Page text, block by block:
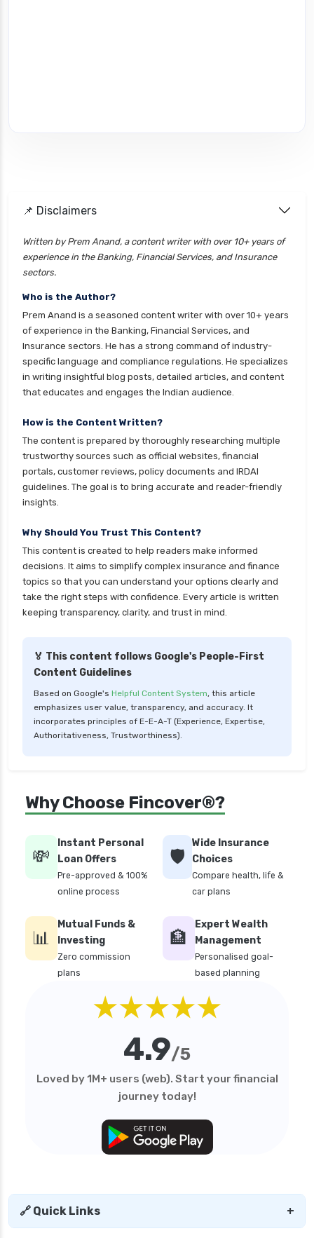
📌 Disclaimers
Written by Prem Anand, a content writer with over 10+ years of
experience in the Banking, Financial Services, and Insurance
sectors.
Who is the Author?
Prem Anand is a seasoned content writer with over 10+ years
of experience in the Banking, Financial Services, and
Insurance sectors. He has a strong command of industry-
specific language and compliance regulations. He specializes
in writing insightful blog posts, detailed articles, and content
that educates and engages the Indian audience.
How is the Content Written?
The content is prepared by thoroughly researching multiple
trustworthy sources such as official websites, financial
portals, customer reviews, policy documents and IRDAI
guidelines. The goal is to bring accurate and reader-friendly
insights.
Why Should You Trust This Content?
This content is created to help readers make informed
decisions. It aims to simplify complex insurance and finance
topics so that you can understand your options clearly and
take the right steps with confidence. Every article is written
keeping transparency, clarity, and trust in mind.
🏅 This content follows Google's People-First
Content Guidelines
Based on Google's Helpful Content System, this article
emphasizes user value, transparency, and accuracy. It
incorporates principles of E-E-A-T (Experience, Expertise,
Authoritativeness, Trustworthiness).
Why Choose Fincover®?
💸
Instant Personal
Loan Offers
Pre-approved & 100%
online process
🛡️
Wide Insurance
Choices
Compare health, life &
car plans
📊
Mutual Funds &
Investing
Zero commission
plans
🏦
Expert Wealth
Management
Personalised goal-
based planning
★★★★★
4.9/5
Loved by 1M+ users (web). Start your financial
journey today!
🔗 Quick Links +